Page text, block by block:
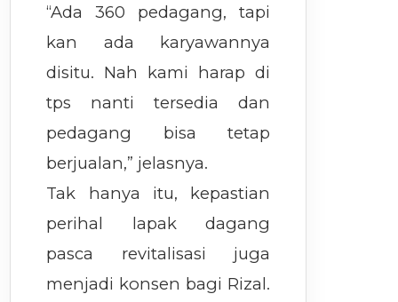
“Ada 360 pedagang, tapi
kan ada karyawannya
disitu. Nah kami harap di
tps nanti tersedia dan
pedagang bisa tetap
berjualan,” jelasnya.
Tak hanya itu, kepastian
perihal lapak dagang
pasca revitalisasi juga
menjadi konsen bagi Rizal.